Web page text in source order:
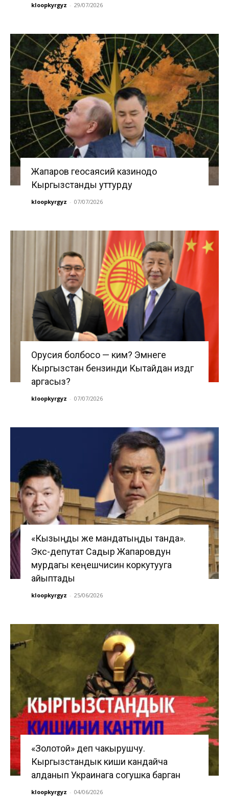
kloopkyrgyz - 29/07/2026
Жапаров геосаясий казинодо
Кыргызстанды уттурду
kloopkyrgyz - 07/07/2026
Орусия болбосо — ким? Эмнеге
Кыргызстан бензинди Кытайдан издөөгө
аргасыз?
kloopkyrgyz - 07/07/2026
«Кызыңды же мандатыңды танда».
Экс-депутат Садыр Жапаровдун
мурдагы кеңешчисин коркутууга
айыптады
kloopkyrgyz - 25/06/2026
«Золотой» деп чакырушчу.
Кыргызстандык киши кандайча
алданып Украинага согушка барган
kloopkyrgyz - 04/06/2026